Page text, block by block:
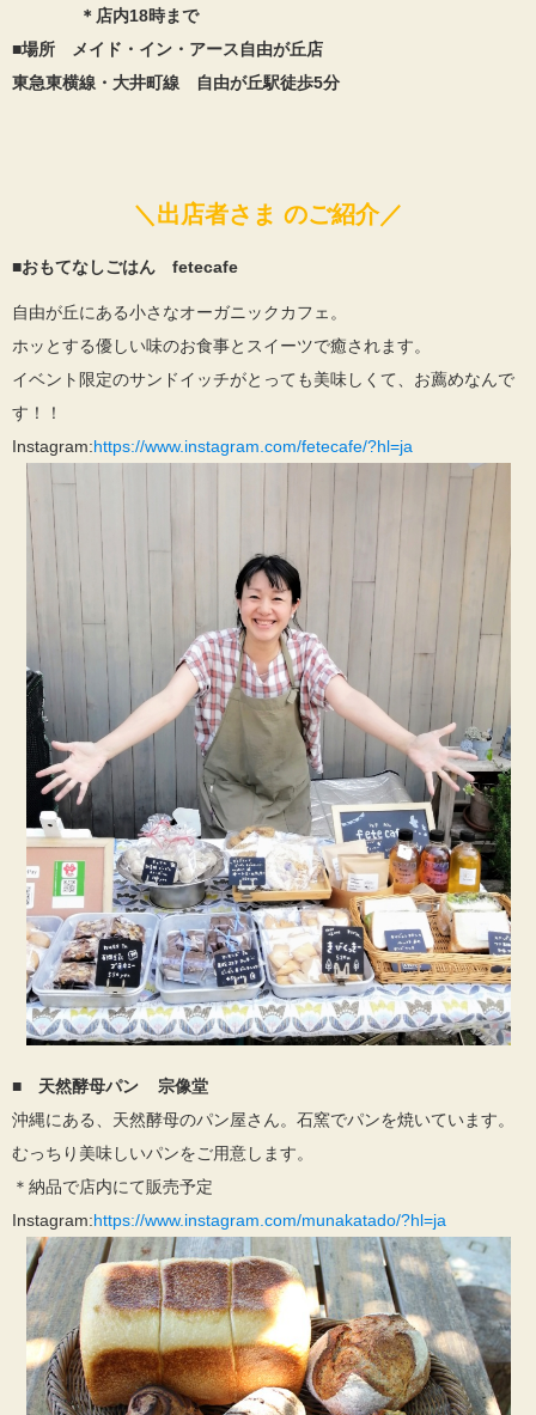
＊店内18時まで
■場所 メイド・イン・アース自由が丘店
東急東横線・大井町線 自由が丘駅徒歩5分
＼出店者さま のご紹介／
■おもてなしごはん fetecafe
自由が丘にある小さなオーガニックカフェ。
ホッとする優しい味のお食事とスイーツで癒されます。
イベント限定のサンドイッチがとっても美味しくて、お薦めなんで
す！！
Instagram:https://www.instagram.com/fetecafe/?hl=ja
■ 天然酵母パン 宗像堂
沖縄にある、天然酵母のパン屋さん。石窯でパンを焼いています。
むっちり美味しいパンをご用意します。
＊納品で店内にて販売予定
Instagram:https://www.instagram.com/munakatado/?hl=ja